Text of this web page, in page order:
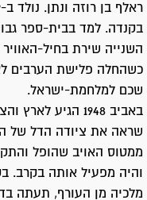
בקנדה. למד בבית-ספר
השנייה שירת בחיל-האוויר
כשהחלה פלישת הערבים
שכם למלחמת-ישראל.
באביב 1948
שראה את ציודה הדל של
ממטוס האויב שהופל
והיה מפעיל אותה בקרב.
מלכיה מן העורף, תעתה